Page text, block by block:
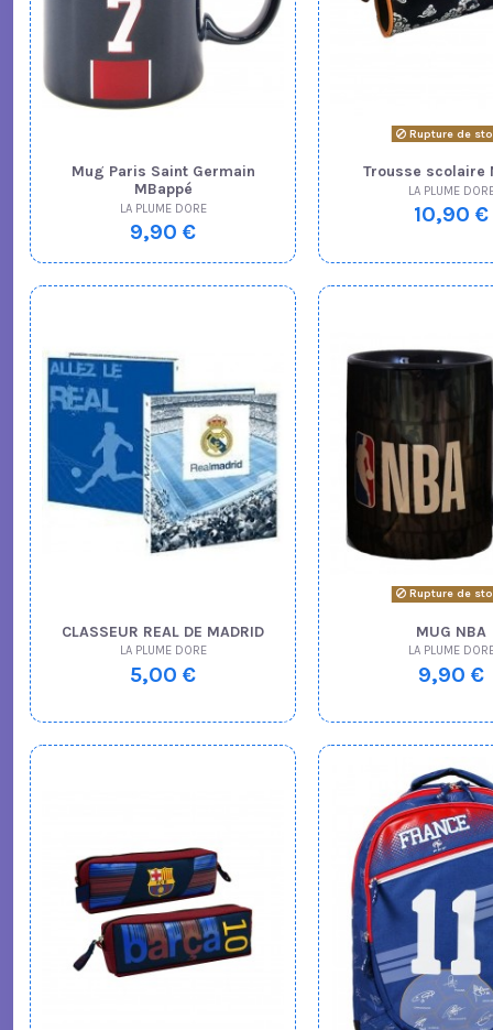
Mug Paris Saint Germain
MBappé
LA PLUME DORE
9,90 €
Rupture de
Trousse scolaire
LA PLUME
10,90 €
CLASSEUR REAL DE MADRID
LA PLUME DORE
5,00 €
Rupture de
MUG NBA
LA PLUME
9,90 €